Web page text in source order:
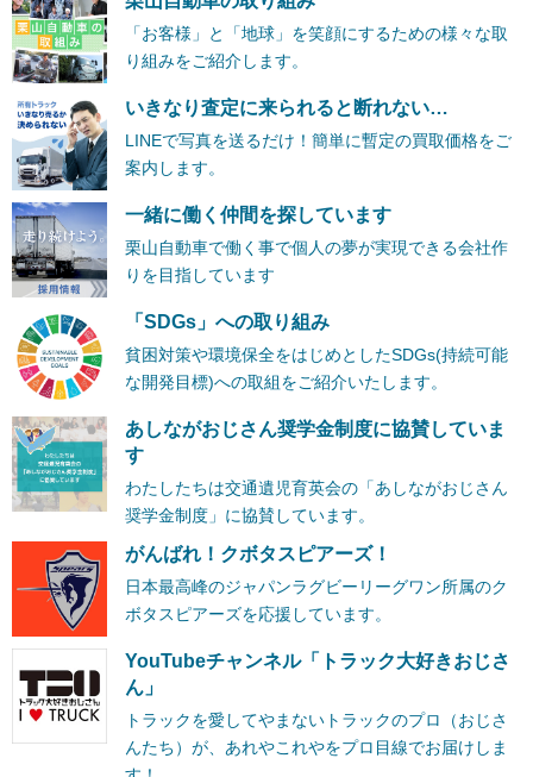
「お客様」と「地球」を笑顔にするための様々な取
り組みをご紹介します。
いきなり査定に来られると断れない…
LINEで写真を送るだけ！簡単に暫定の買取価格をご
案内します。
一緒に働く仲間を探しています
栗山自動車で働く事で個人の夢が実現できる会社作
りを目指しています
「SDGs」への取り組み
貧困対策や環境保全をはじめとしたSDGs(持続可能
な開発目標)への取組をご紹介いたします。
あしながおじさん奨学金制度に協賛していま
す
わたしたちは交通遺児育英会の「あしながおじさん
奨学金制度」に協賛しています。
がんばれ！クボタスピアーズ！
日本最高峰のジャパンラグビーリーグワン所属のク
ボタスピアーズを応援しています。
YouTubeチャンネル「トラック大好きおじさ
ん」
トラックを愛してやまないトラックのプロ（おじさ
んたち）が、あれやこれやをプロ目線でお届けしま